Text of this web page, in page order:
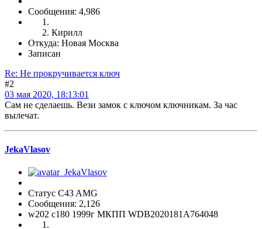
Сообщения: 4,986
Кирилл
Откуда: Новая Москва
Записан
Re: Не прокручивается ключ
#2
03 мая 2020, 18:13:01
Сам не сделаешь. Вези замок с ключом ключникам. За час
вылечат.
JekaVlasov
Статус C43 AMG
Сообщения: 2,126
w202 c180 1999г МКПП WDB2020181A764048